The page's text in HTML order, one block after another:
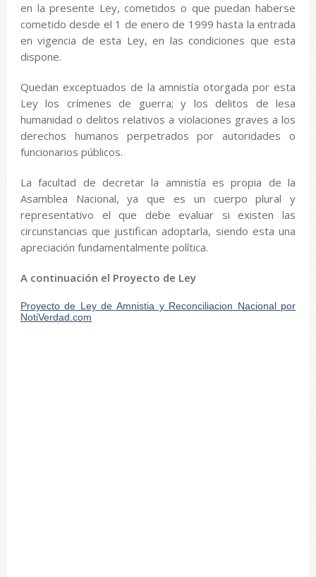
en la presente Ley, cometidos o que puedan haberse
cometido desde el 1 de enero de 1999 hasta la entrada
en vigencia de esta Ley, en las condiciones que esta
dispone.
Quedan exceptuados de la amnistía otorgada por esta
Ley los crímenes de guerra; y los delitos de lesa
humanidad o delitos relativos a violaciones graves a los
derechos humanos perpetrados por autoridades o
funcionarios públicos.
La facultad de decretar la amnistía es propia de la
Asamblea Nacional, ya que es un cuerpo plural y
representativo el que debe evaluar si existen las
circunstancias que justifican adoptarla, siendo esta una
apreciación fundamentalmente política.
A continuación el Proyecto de Ley
Proyecto de Ley de Amnistia y Reconciliacion Nacional por
NotiVerdad.com